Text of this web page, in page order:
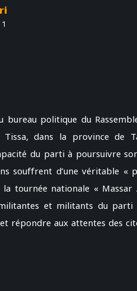
bureau politique du
dans la province de
du parti à poursuivre
souffrent d’une véritable «
tournée nationale «
militantes et militants du
répondre aux attentes des